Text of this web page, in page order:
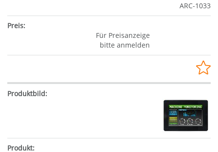
ARC-1033
Für Preisanzeige
bitte anmelden